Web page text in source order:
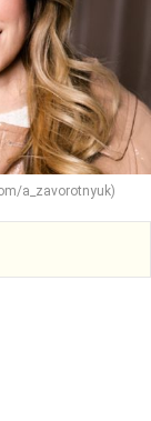
a_zavorotnyuk)